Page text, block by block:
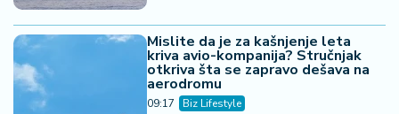
Mislite da je za kašnjenje leta
kriva avio-kompanija? Stručnjak
otkriva šta se zapravo dešava na
aerodromu
09:17 Biz Lifestyle